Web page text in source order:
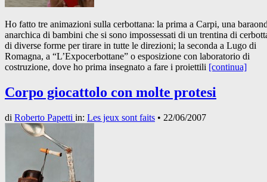
Ho fatto tre animazioni sulla cerbottana: la prima a Carpi, una
anarchica di bambini che si sono impossessati di un trentina di
di diverse forme per tirare in tutte le direzioni; la seconda a Lugo di
Romagna, a “L’Expocerbottane” o esposizione con laboratorio di
costruzione, dove ho prima insegnato a fare i proiettili [continua]
Corpo giocattolo con molte protesi
di Roberto Papetti in: Les jeux sont faits • 22/06/2007